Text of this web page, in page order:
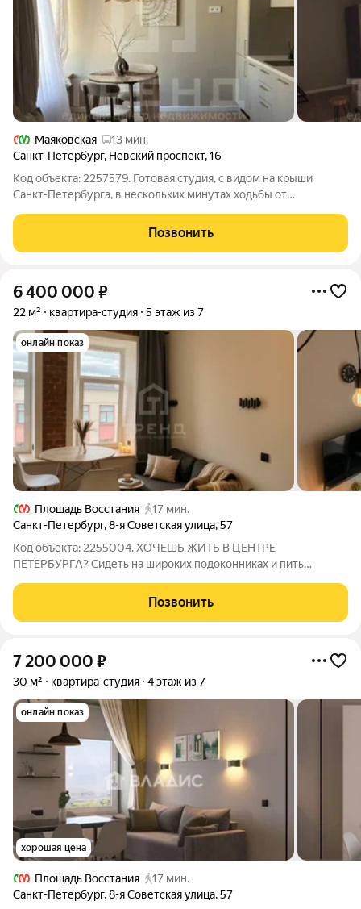
Маяковская
13 мин.
Санкт-Петербург, Невский проспект,16
Код объекта: 2257579. Готовая студия, с видом на крыши
Санкт-Петербурга, в нескольких минутах ходьбы от
Невскому проспекту, один из самых узнаваемых адресов
Позвонить
6 400 000 ₽
22 м² квартира-студия 5 этаж из 7
онлайн показ
Площадь Восстания
17 мин.
Санкт-Петербург,8-я Советская улица,57
Код объекта: 2255004. ХОЧЕШЬ ЖИТЬ В ЦЕНТРЕ
ПЕТЕРБУРГА? Сидеть на широких подоконниках и пить
мечтать Эта студия ждёт тебя, абсолютно новая, еще с тем
самым запахом свежего ремонта и новой жизни
Позвонить
7 200 000 ₽
30 м² квартира-студия 4 этаж из 7
онлайн показ
хорошая цена
Площадь Восстания
17 мин.
Санкт-Петербург,8-я Советская улица,57